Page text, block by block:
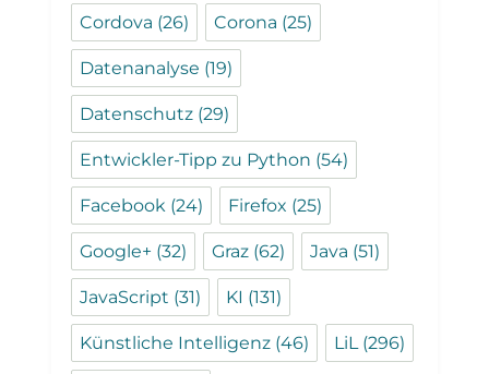
Cordova (26) Corona (25)
Datenanalyse (19)
Datenschutz (29)
Entwickler-Tipp zu Python (54)
Facebook (24) Firefox (25)
Google+ (32) Graz (62) Java (51)
JavaScript (31) KI (131)
Künstliche Intelligenz (46) LiL(296)